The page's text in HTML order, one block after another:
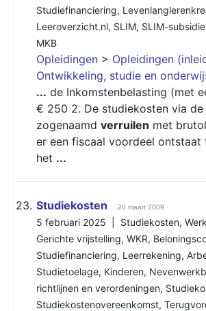
Studiefinanciering,
Leeroverzicht.nl, SLIM, SLIM-subsidie
MKB
Opleidingen > Opleidingen
Ontwikkeling, studie en
... de Inkomstenbelasting (met
€ 250 2. De studiekosten via
zogenaamd verruilen met
er een fiscaal voordeel ontstaat
het ...
23. Studiekosten 20 maart 2009
5 februari 2025 | Studiekosten,
Gerichte vrijstelling, WKR,
Studiefinanciering, Leerrekening,
Studietoelage, Kinderen,
richtlijnen en verordeningen,
Studiekostenovereenkomst,